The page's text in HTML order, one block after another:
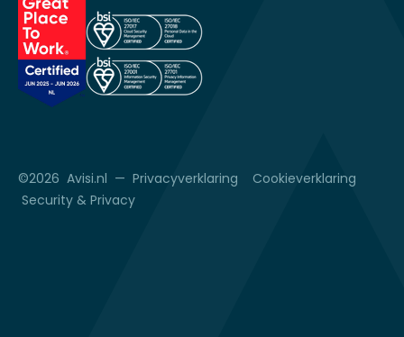
©2026 Avisi.nl — Privacyverklaring
Cookieverklaring
Security & Privacy